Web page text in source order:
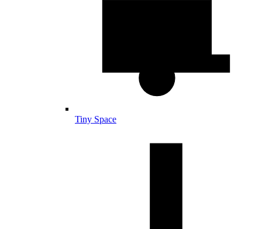
Tiny Space